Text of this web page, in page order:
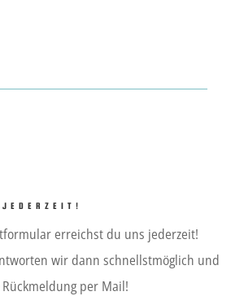
erreichst du uns jederzeit!
wir dann schnellstmöglich und
per Mail!